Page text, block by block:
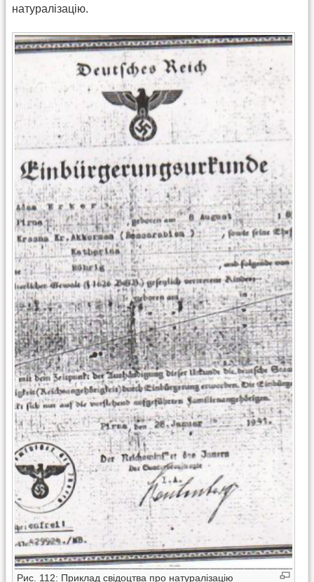
натуралізацію.
Рис. 112: Приклад свідоцтва про натуралізацію